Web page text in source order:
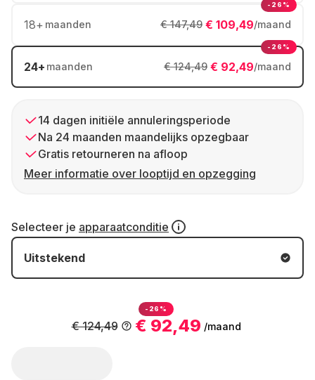
18+ maanden € 109,49/maand
€ 147,49
-26%
24+ maanden € 92,49/maand
€ 124,49
-26%
14 dagen initiële annuleringsperiode
Na 24 maanden maandelijks opzegbaar
Gratis retourneren na afloop
Meer informatie over looptijd en opzegging
Selecteer je apparaatconditie
Uitstekend
-26%
€ 92,49 /maand
€ 124,49